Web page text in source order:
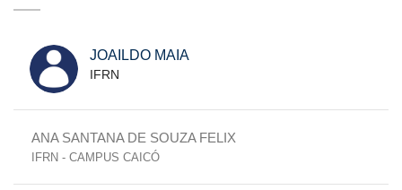
JOAILDO MAIA
IFRN
ANA SANTANA DE SOUZA FELIX
IFRN - CAMPUS CAICÓ